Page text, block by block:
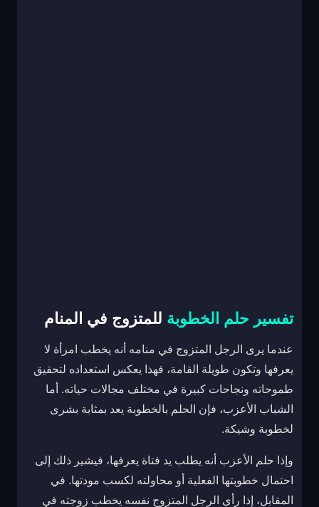
تفسير حلم الخطوبة للمتزوج في المنام
عندما يرى الرجل المتزوج في منامه أنه يخطب امرأة لا
يعرفها وتكون طويلة القامة، فهذا يعكس استعداده لتحقيق
طموحاته ونجاحات كبيرة في مختلف مجالات حياته. أما
الشباب الأعزب، فإن الحلم بالخطوبة يعد بمثابة بشرى
لخطوبة وشيكة.
وإذا حلم الأعزب أنه يطلب يد فتاة يعرفها، فيشير ذلك إلى
احتمال خطوبتها الفعلية أو محاولته لكسب مودتها. في
المقابل، إذا رأى الرجل المتزوج نفسه يخطب زوجته في